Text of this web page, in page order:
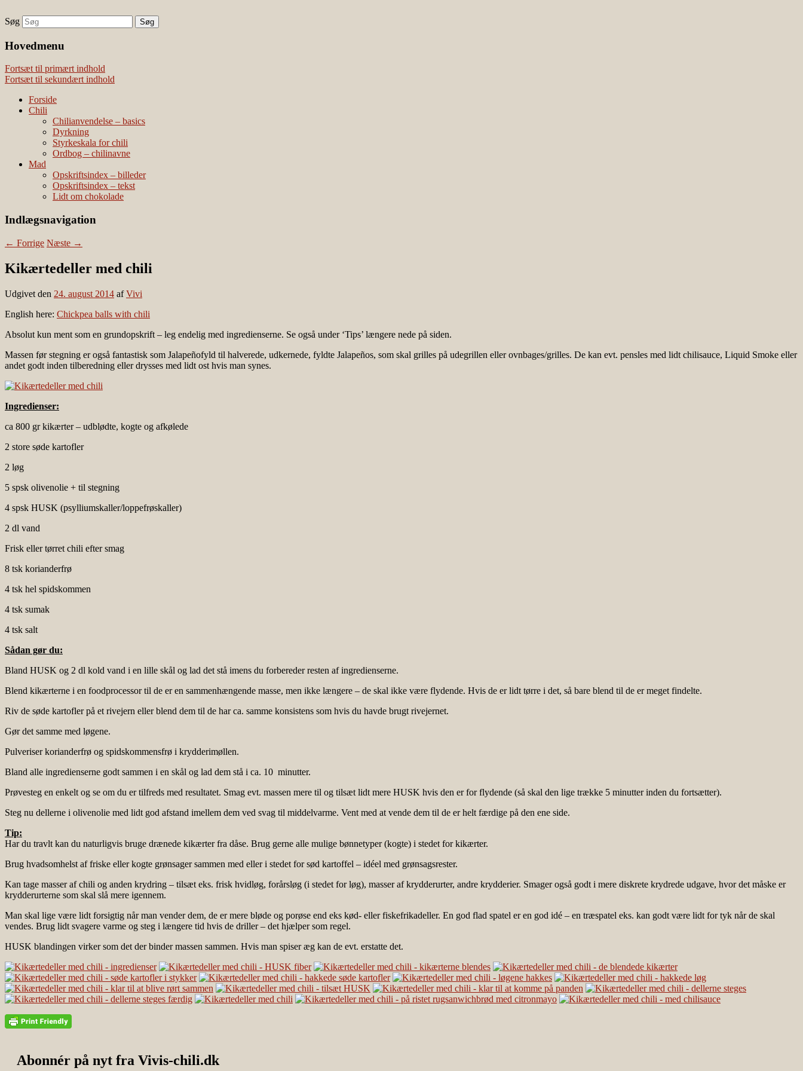
Наши партнеры
лучшие займы
Vivis chili
chili – dyrkning og mad
Søg
Hovedmenu
Fortsæt til primært indhold
Fortsæt til sekundært indhold
Forside
Chili
Chilianvendelse – basics
Dyrkning
Styrkeskala for chili
Ordbog – chilinavne
Mad
Opskriftsindex – billeder
Opskriftsindex – tekst
Lidt om chokolade
Indlægsnavigation
← Forrige Næste →
Kikærtedeller med chili
Udgivet den 24. august 2014 afVivi
English here: Chickpea balls with chili
Absolut kun ment som en grundopskrift – leg endelig med ingredienserne. Se også under ‘Tips’ længere nede på siden.
Massen før stegning er også fantastisk som Jalapeñofyld til halverede, udkernede, fyldte Jalapeños, som skal grilles på udegrillen eller ovnbages/grilles. De kan evt. pensles med lidt chilisauce, Liquid Smoke eller
andet godt inden tilberedning eller drysses med lidt ost hvis man synes.
Ingredienser:
ca 800 gr kikærter – udblødte, kogte og afkølede
2 store søde kartofler
2 løg
5 spsk olivenolie + til stegning
4 spsk HUSK (psylliumskaller/loppefrøskaller)
2 dl vand
Frisk eller tørret chili efter smag
8 tsk korianderfrø
4 tsk hel spidskommen
4 tsk sumak
4 tsk salt
Sådan gør du:
Bland HUSK og 2 dl kold vand i en lille skål og lad det stå imens du forbereder resten af ingredienserne.
Blend kikærterne i en foodprocessor til de er en sammenhængende masse, men ikke længere – de skal ikke være flydende. Hvis de er lidt tørre i det, så bare blend til de er meget findelte.
Riv de søde kartofler på et rivejern eller blend dem til de har ca. samme konsistens som hvis du havde brugt rivejernet.
Gør det samme med løgene.
Pulveriser korianderfrø og spidskommensfrø i krydderimøllen.
Bland alle ingredienserne godt sammen i en skål og lad dem stå i ca. 10 minutter.
Prøvesteg en enkelt og se om du er tilfreds med resultatet. Smag evt. massen mere til og tilsæt lidt mere HUSK hvis den er for flydende (så skal den lige trække 5 minutter inden du fortsætter).
Steg nu dellerne i olivenolie med lidt god afstand imellem dem ved svag til middelvarme. Vent med at vende dem til de er helt færdige på den ene side.
Tip:
Har du travlt kan du naturligvis bruge drænede kikærter fra dåse. Brug gerne alle mulige bønnetyper (kogte) i stedet for kikærter.
Brug hvadsomhelst af friske eller kogte grønsager sammen med eller i stedet for sød kartoffel – idéel med grønsagsrester.
Kan tage masser af chili og anden krydring – tilsæt eks. frisk hvidløg, forårsløg (i stedet for løg), masser af krydderurter, andre krydderier. Smager også godt i mere diskrete krydrede udgave, hvor det måske er
krydderurterne som skal slå mere igennem.
Man skal lige være lidt forsigtig når man vender dem, de er mere bløde og porøse end eks kød- eller fiskefrikadeller. En god flad spatel er en god idé – en træspatel eks. kan godt være lidt for tyk når de skal
vendes. Brug lidt svagere varme og steg i længere tid hvis de driller – det hjælper som regel.
HUSK blandingen virker som det der binder massen sammen. Hvis man spiser æg kan de evt. erstatte det.
Abonnér på nyt fra Vivis-chili.dk